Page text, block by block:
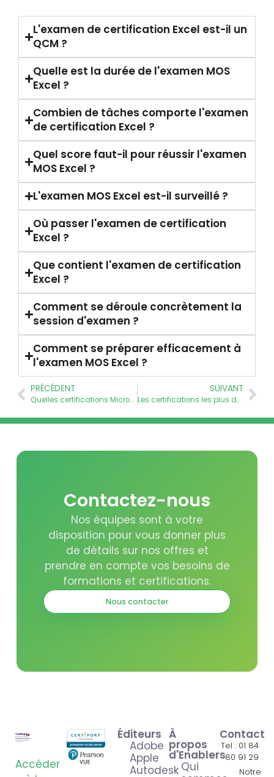
L'examen de certification Excel est-il un
QCM ?
Quelle est la durée de l'examen MOS
Excel ?
Combien de tâches comporte l'examen
de certification Excel ?
Quel score faut-il pour réussir l'examen
MOS Excel ?
L'examen MOS Excel est-il surveillé ?
Où passer l'examen de certification
Excel ?
Que contient l'examen de certification
Excel ?
Comment se déroule concrètement la
session d'examen ?
Comment se préparer efficacement à
l'examen MOS Excel ?
PRÉCÉDENT
Quelles certifications Microsoft Office choisir ?
SUIVANT
Les certifications les plus demandées par les entreprises en 2026
Contactez-nous
Nos équipes sont à votre
disposition pour vous donner plus
de détails sur nos offres et
prendre en compte vos besoins de
formations et certifications.
Nous contacter
Accéder
Éditeurs
Adobe
Apple
Autodesk
À
propos
d'Enablers
Qui
Contact
Tel : 01 84
80 91 29
Notre